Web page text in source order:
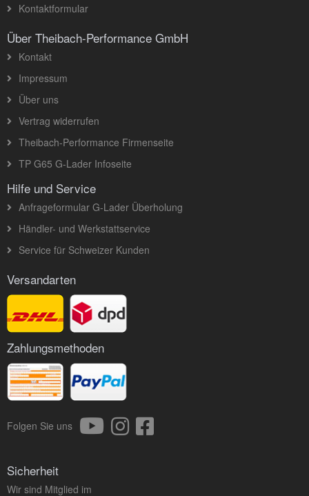
Kontaktformular
Über Theibach-Performance GmbH
Kontakt
Impressum
Über uns
Vertrag widerrufen
Theibach-Performance Firmenseite
TP G65 G-Lader Infoseite
Hilfe und Service
Anfrageformular G-Lader Überholung
Händler- und Werkstattservice
Service für Schweizer Kunden
Versandarten
Zahlungsmethoden
Folgen Sie uns
Sicherheit
Wir sind Mitglied im